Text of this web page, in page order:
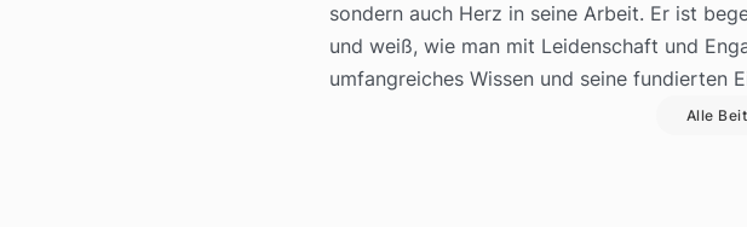
sondern auch Herz in seine Arbeit. Er ist
und weiß, wie man mit Leidenschaft und
umfangreiches Wissen und seine fundierten
Alle